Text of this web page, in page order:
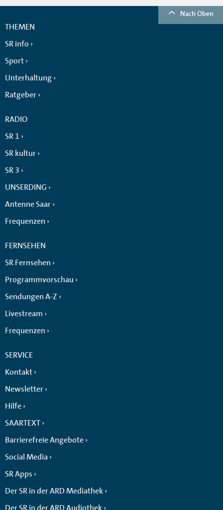
Nach Oben
THEMEN
SR info
Sport
Unterhaltung
Ratgeber
RADIO
SR 1
SR kultur
SR 3
UNSERDING
Antenne Saar
Frequenzen
FERNSEHEN
SR Fernsehen
Programmvorschau
Sendungen A-Z
Livestream
Frequenzen
SERVICE
Kontakt
Newsletter
Hilfe
SAARTEXT
Barrierefreie Angebote
Social Media
SR Apps
Der SR in der ARD Mediathek
Der SR in der ARD Audiothek